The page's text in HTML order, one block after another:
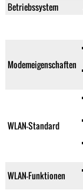
Betriebssystem
Modemeigenschaften
WLAN-Standard
WLAN-Funktionen